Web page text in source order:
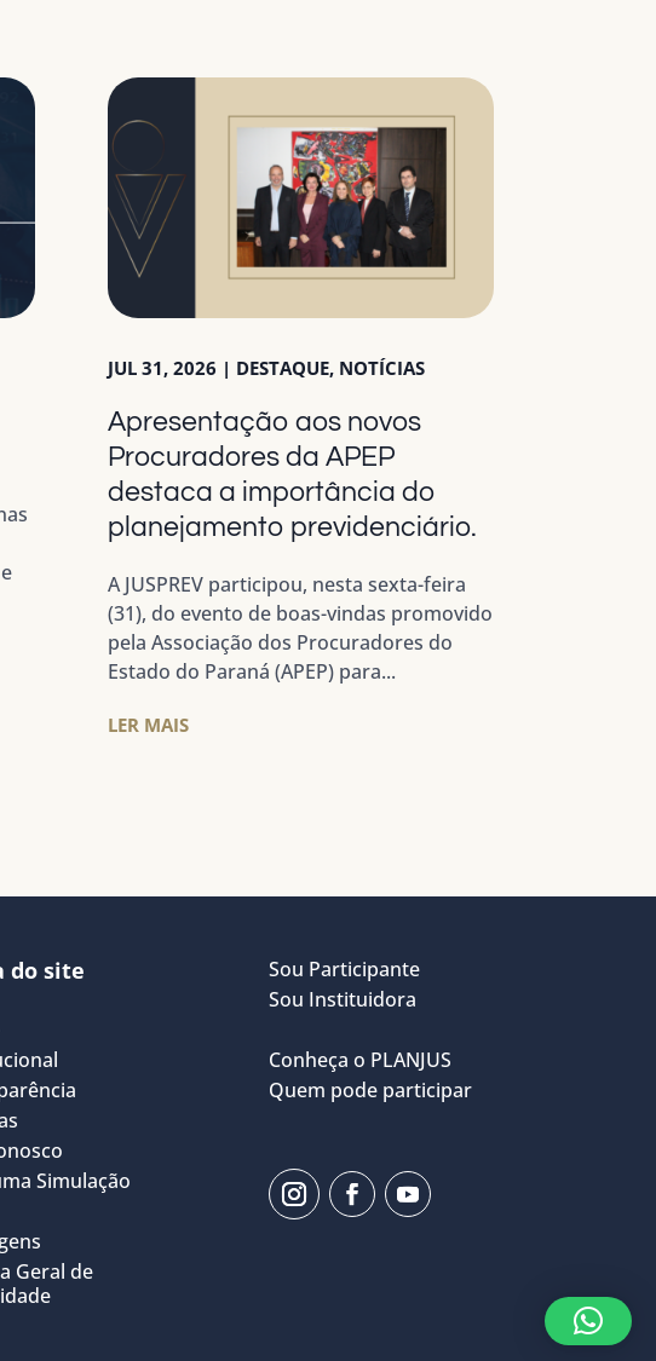
Apresentação aos novos
Procuradores da APEP
destaca a importância do
planejamento previdenciário.
JUL 31, 2026 | DESTAQUE, NOTÍCIAS
A JUSPREV participou, nesta sexta-feira
(31), do evento de boas-vindas promovido
pela Associação dos Procuradores do
Estado do Paraná (APEP) para...
LER MAIS
do site
Simulação
Geral de
Sou Participante
Sou Instituidora
Conheça o PLANJUS
Quem pode participar